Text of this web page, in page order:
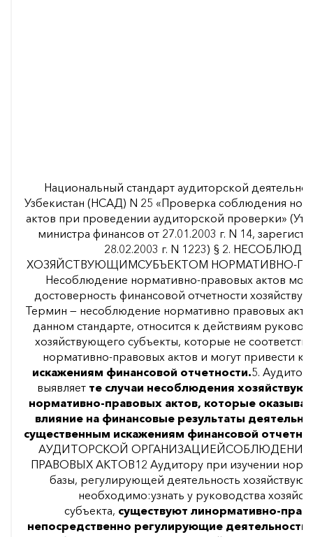
Национальный стандарт аудиторской
Узбекистан (НСАД) N 25 «Проверка соблюдения
актов при проведении аудиторской проверки»
министра финансов от 27.01.2003 г. N 14,
28.02.2003 г. N 1223) § 2.
ХОЗЯЙСТВУЮЩИМСУБЪЕКТОМ НОРМАТИВНО-
Несоблюдение нормативно-правовых актов
достоверность финансовой отчетности
Термин — несоблюдение нормативно правовых
данном стандарте, относится к действиям
хозяйствующего субъекты, которые не
нормативно-правовых актов и могут привести к
искажениям финансовой отчетности.5.
выявляет те случаи несоблюдения
нормативно-правовых актов, которые
влияние на финансовые результаты
существенным искажениям финансовой
АУДИТОРСКОЙ ОРГАНИЗАЦИЕЙСОБЛЮДЕНИЯ
ПРАВОВЫХ АКТОВ12 Аудитору при изучении
базы, регулирующей деятельность
необходимо:узнать у руководства
субъекта, существуют линормативно-
непосредственно регулирующие деятельность